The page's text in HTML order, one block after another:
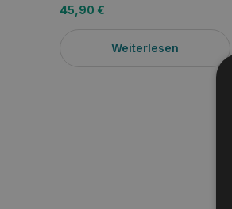
45,90 €
Weiterlesen